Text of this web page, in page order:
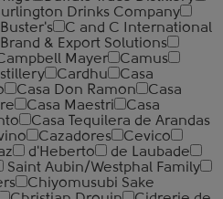
Drinks Company
Buster's
C and C International
& Export Solutions
Mayer
Camus
Cardhu
Casa
Casa Don Ramon
Casa
Casa Maestri
Casa
Casa Tequilera de Arandas
Cazadores
Cevico
d'Heberto
de Laubade
Saint Aubin/Westphal Family
Chiyomusubi Sake